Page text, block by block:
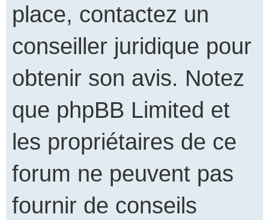
place, contactez un
conseiller juridique pour
obtenir son avis. Notez
que phpBB Limited et
les propriétaires de ce
forum ne peuvent pas
fournir de conseils